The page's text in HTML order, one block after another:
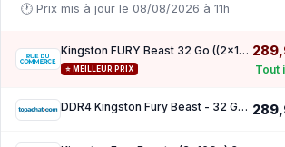
🕐 Prix mis à jour le 08/08/2026 à 11h
Kingston FURY Beast 32 Go ((2x16Go)) DDR4 3200 MHz CL16
⭐ MEILLEUR PRIX Tout
DDR4 Kingston Fury Beast - 32 Go ((2x16Go)) 3200 MHz - CAS 16